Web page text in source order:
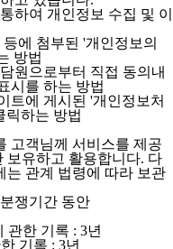
하여 개인정보 수집 및 이
에 첨부된 '개인정보의
방법
원으로부터 직접 동의내
시를 하는 방법
트에 게시된 '개인정보처
릭하는 방법
고객님께 서비스를 제공
보유하고 활용합니다. 다
는 관계 법령에 따라 보관
쟁기간 동안
관한 기록 : 3년
기록 : 3년